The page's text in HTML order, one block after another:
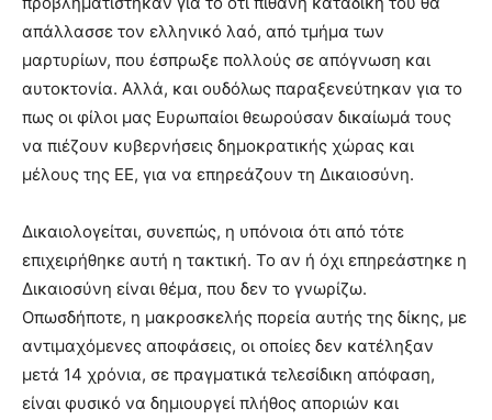
απάλλασσε τον ελληνικό λαό, από τμήμα των
μαρτυρίων, που έσπρωξε πολλούς σε απόγνωση και
αυτοκτονία. Αλλά, και ουδόλως παραξενεύτηκαν για το
πως οι φίλοι μας Ευρωπαίοι θεωρούσαν δικαίωμά τους
να πιέζουν κυβερνήσεις δημοκρατικής χώρας και
μέλους της ΕΕ, για να επηρεάζουν τη Δικαιοσύνη.
Δικαιολογείται, συνεπώς, η υπόνοια ότι από τότε
επιχειρήθηκε αυτή η τακτική. Το αν ή όχι επηρεάστηκε η
Δικαιοσύνη είναι θέμα, που δεν το γνωρίζω.
Οπωσδήποτε, η μακροσκελής πορεία αυτής της δίκης, με
αντιμαχόμενες αποφάσεις, οι οποίες δεν κατέληξαν
μετά 14 χρόνια, σε πραγματικά τελεσίδικη απόφαση,
είναι φυσικό να δημιουργεί πλήθος αποριών και